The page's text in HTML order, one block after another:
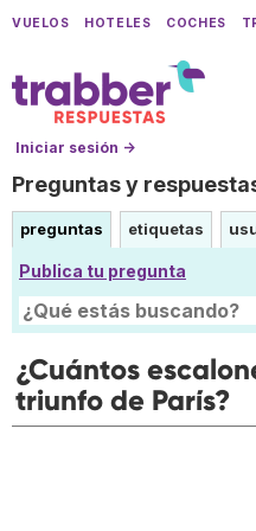
VUELOS HOTELES COCHES
Iniciar sesión →
Preguntas y
preguntas etiquetas
Publica tu pregunta
¿Cuántos
triunfo de París?